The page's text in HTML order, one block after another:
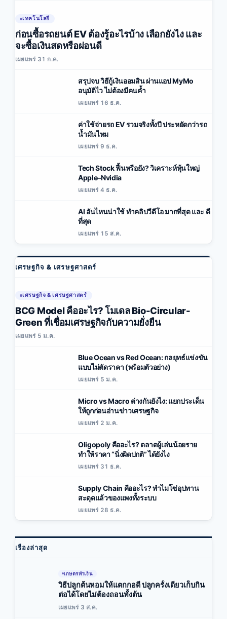
เทคโนโลยี
ก่อนซื้อรถยนต์ EV ต้องรู้อะไรบ้าง เลือกยังไง และ
จะซื้อเงินสดหรือผ่อนดี
เผยแพร่ 31 ก.ค.
สรุปจบ วิธีกู้เงินออมสิน ผ่านแอป MyMo
อนุมัติไว ไม่ต้องมีคนค้ำ
เผยแพร่ 16 ธ.ค.
ค่าใช้จ่ายรถ EV รวมจริงทั้งปี ประหยัดกว่ารถ
น้ำมันไหม
เผยแพร่ 9 ธ.ค.
Tech Stock ฟื้นหรือยัง? วิเคราะห์หุ้นใหญ่
Apple–Nvidia
เผยแพร่ 4 ธ.ค.
AI อันไหนน่าใช้ ทำคลิปวีดีโอ มากที่สุด และ ดี
ที่สุด
เผยแพร่ 15 ส.ค.
เศรษฐกิจ & เศรษฐศาสตร์
เศรษฐกิจ & เศรษฐศาสตร์
BCG Model คืออะไร? โมเดล Bio-Circular-
Green ที่เชื่อมเศรษฐกิจกับความยั่งยืน
เผยแพร่ 5 ม.ค.
Blue Ocean vs Red Ocean: กลยุทธ์แข่งขัน
แบบไม่ตัดราคา (พร้อมตัวอย่าง)
เผยแพร่ 5 ม.ค.
Micro vs Macro ต่างกันยังไง: แยกประเด็น
ให้ถูกก่อนอ่านข่าวเศรษฐกิจ
เผยแพร่ 2 ม.ค.
Oligopoly คืออะไร? ตลาดผู้เล่นน้อยราย
ทำให้ราคา “นิ่งผิดปกติ” ได้ยังไง
เผยแพร่ 31 ธ.ค.
Supply Chain คืออะไร? ทำไมโซ่อุปทาน
สะดุดแล้วของแพงทั้งระบบ
เผยแพร่ 28 ธ.ค.
เรื่องล่าสุด
เกษตรทำเงิน
วิธีปลูกต้นหอมให้แตกกอดี ปลูกครั้งเดียวเก็บกิน
ต่อได้โดยไม่ต้องถอนทั้งต้น
เผยแพร่ 3 ส.ค.